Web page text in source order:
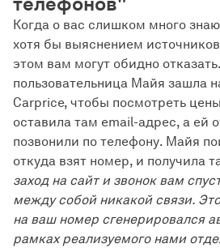
Когда о вас слишком много
хотя бы выяснением
этом вам могут обидно
пользовательница Майя зашла
Carprice, чтобы посмотреть
оставила там email-адрес, а ей
позвонили по телефону. Майя
откуда взят номер, и получила
заход на сайт и звонок вам
между собой никакой связи.
на ваш номер сгенерировался
рамках реализуемого нами